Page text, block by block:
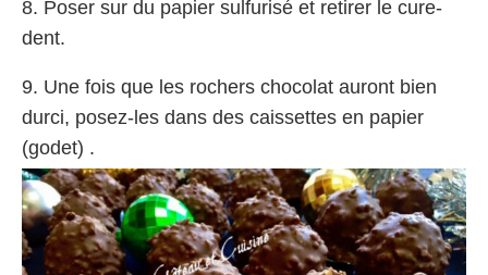
8. Poser sur du papier sulfurisé et retirer le cure-
dent.
9. Une fois que les rochers chocolat auront bien
durci, posez-les dans des caissettes en papier
(godet) .